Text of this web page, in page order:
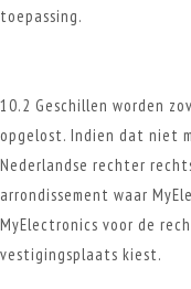
toepassing.
10.2 Geschillen worden
opgelost. Indien dat niet
Nederlandse rechter
arrondissement waar
MyElectronics voor de
vestigingsplaats kiest.